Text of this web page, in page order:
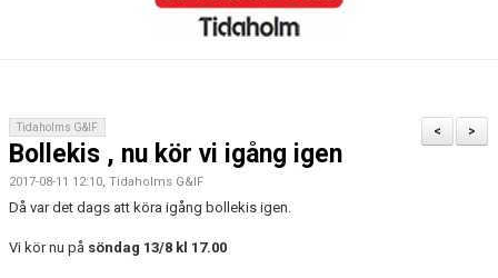
FÖRENINGEN
SOUVENIRER
GAMLA GIFFS TORSDAGSTRÄFFAR
>
<
Tidaholms G&IF
Bollekis , nu kör vi igång igen
2017-08-11 12:10, Tidaholms G&IF
Då var det dags att köra igång bollekis igen.
Vi kör nu på söndag 13/8 kl 17.00